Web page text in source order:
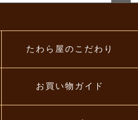
たわら屋のこだわり
お買い物ガイド